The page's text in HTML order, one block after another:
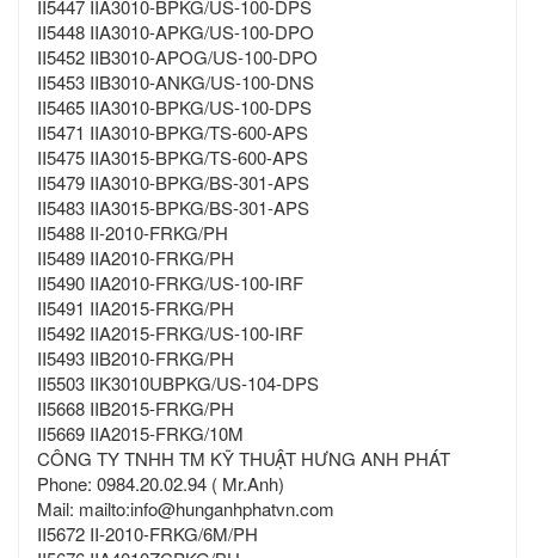
II5447 IIA3010-BPKG/US-100-DPS
II5448 IIA3010-APKG/US-100-DPO
II5452 IIB3010-APOG/US-100-DPO
II5453 IIB3010-ANKG/US-100-DNS
II5465 IIA3010-BPKG/US-100-DPS
II5471 IIA3010-BPKG/TS-600-APS
II5475 IIA3015-BPKG/TS-600-APS
II5479 IIA3010-BPKG/BS-301-APS
II5483 IIA3015-BPKG/BS-301-APS
II5488 II-2010-FRKG/PH
II5489 IIA2010-FRKG/PH
II5490 IIA2010-FRKG/US-100-IRF
II5491 IIA2015-FRKG/PH
II5492 IIA2015-FRKG/US-100-IRF
II5493 IIB2010-FRKG/PH
II5503 IIK3010UBPKG/US-104-DPS
II5668 IIB2015-FRKG/PH
II5669 IIA2015-FRKG/10M
CÔNG TY TNHH TM KỸ THUẬT HƯNG ANH PHÁT
Phone: 0984.20.02.94 ( Mr.Anh)
Mail: mailto:info@hunganhphatvn.com
II5672 II-2010-FRKG/6M/PH